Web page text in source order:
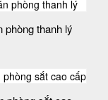
phòng thanh lý